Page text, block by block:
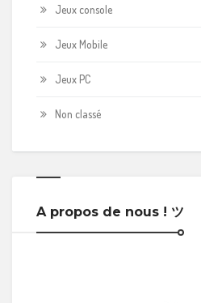
Jeux console
Jeux Mobile
Jeux PC
Non classé
A propos de nous ! ツ